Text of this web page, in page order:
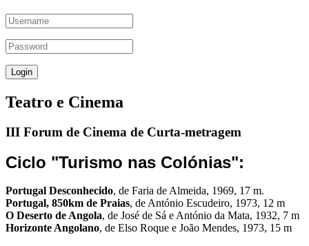
Teatro e Cinema
III Forum de Cinema de Curta-metragem
Ciclo "Turismo nas Colónias":
Portugal Desconhecido, de Faria de Almeida, 1969, 17 m.
Portugal, 850km de Praias, de António Escudeiro, 1973, 12 m
O Deserto de Angola, de José de Sá e António da Mata, 1932, 7 m
Horizonte Angolano, de Elso Roque e João Mendes, 1973, 15 m